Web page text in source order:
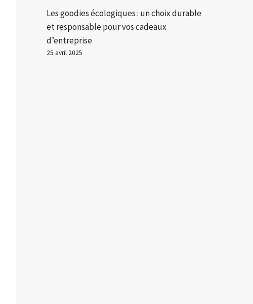
Les goodies écologiques : un choix durable
et responsable pour vos cadeaux
d’entreprise
25 avril 2025